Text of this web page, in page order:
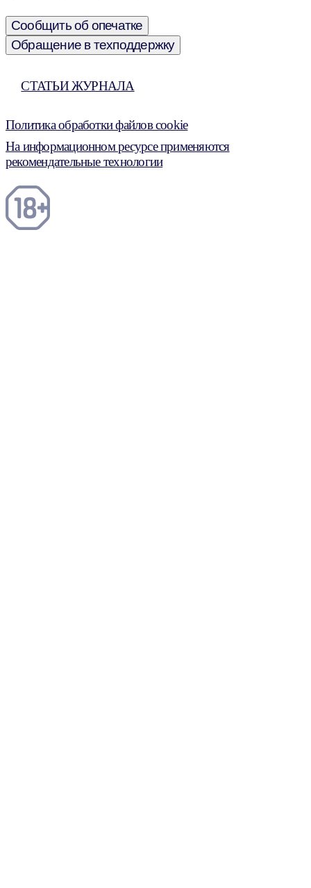
Сообщить об опечатке
Обращение в техподдержку
СТАТЬИ ЖУРНАЛА
Политика обработки файлов cookie
На информационном ресурсе применяются
рекомендательные технологии